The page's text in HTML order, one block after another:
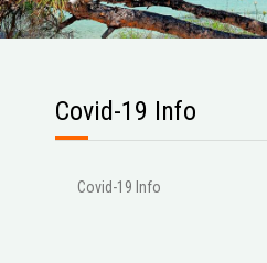
Covid-19 Info
Covid-19 Info